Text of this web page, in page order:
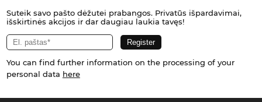
Suteik savo pašto dėžutei prabangos. Privatūs išpardavimai,
išskirtinės akcijos ir dar daugiau laukia tavęs!
You can find further information on the processing of your
personal data here